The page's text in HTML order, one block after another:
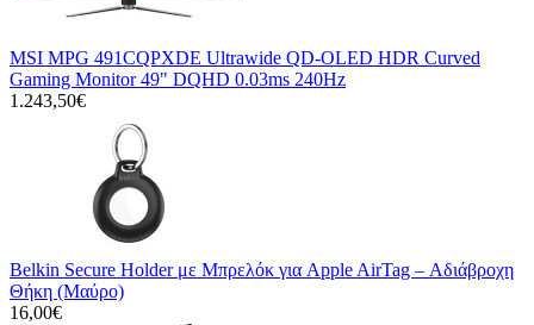
MSI MPG 491CQPXDE Ultrawide QD-OLED HDR Curved
Gaming Monitor 49" DQHD 0.03ms 240Hz
1.243,50€
Belkin Secure Holder με Μπρελόκ για Apple AirTag – Αδιάβροχη
Θήκη (Μαύρο)
16,00€